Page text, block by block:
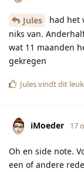
Jules
had het
niks van.
wat 11 maanden
gekregen
Julesvindt dit leuk
iMoeder 17
Oh en side note.
een of andere